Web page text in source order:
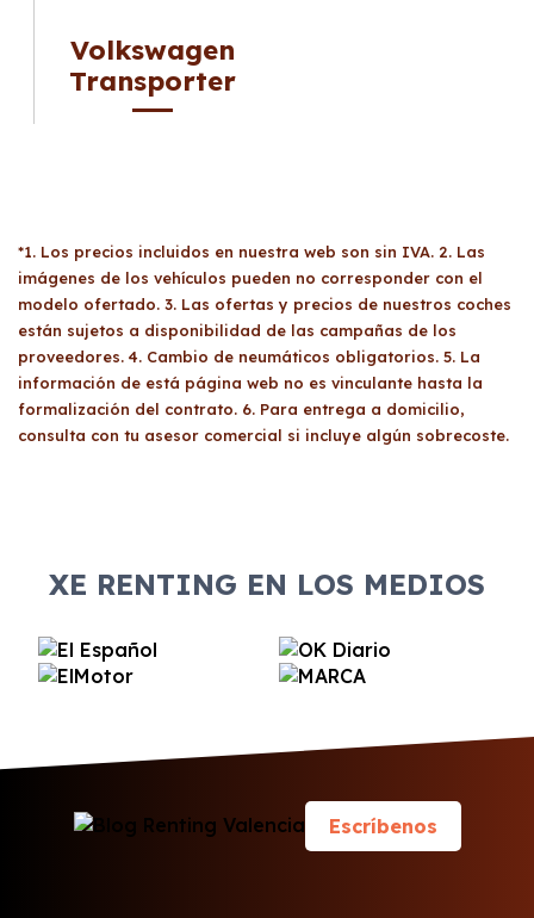
Volkswagen
Transporter
*1. Los precios incluidos en nuestra web son sin IVA. 2. Las
imágenes de los vehículos pueden no corresponder con el
modelo ofertado. 3. Las ofertas y precios de nuestros coches
están sujetos a disponibilidad de las campañas de los
proveedores. 4. Cambio de neumáticos obligatorios. 5. La
información de está página web no es vinculante hasta la
formalización del contrato. 6. Para entrega a domicilio,
consulta con tu asesor comercial si incluye algún sobrecoste.
XE RENTING EN LOS MEDIOS
Escríbenos